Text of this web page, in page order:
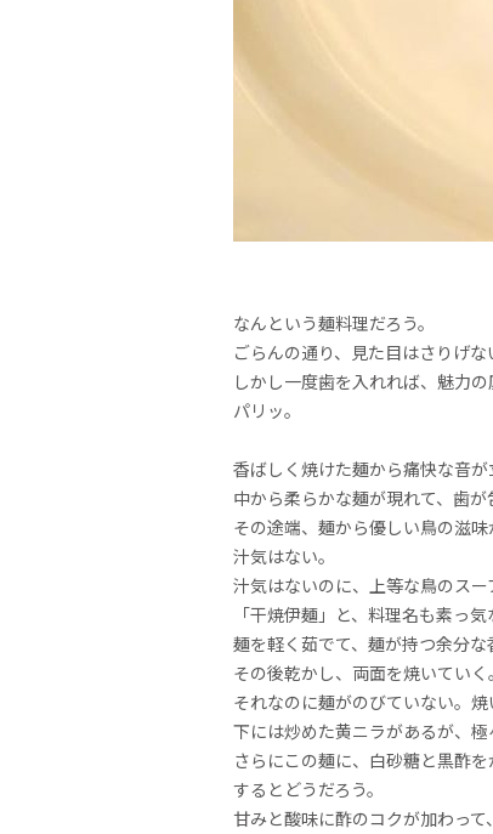
なんという麺料理だろう。
ごらんの通り、見た目はさりげな
しかし一度歯を入れれば、魅力の
パリッ。
香ばしく焼けた麺から痛快な音が
中から柔らかな麺が現れて、歯が
その途端、麺から優しい鳥の滋
汁気はない。
汁気はないのに、上等な鳥のスー
「干焼伊麺」と、料理名も素っ気
麺を軽く茹でて、麺が持つ余分な
その後乾かし、両面を焼いていく。
それなのに麺がのびていない。
下には炒めた黄ニラがあるが、
さらにこの麺に、白砂糖と黒酢を
するとどうだろう。
甘みと酸味に酢のコクが加わって